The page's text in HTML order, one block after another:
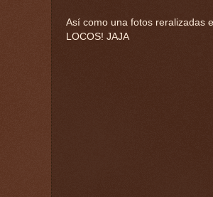
Así como una fotos reralizadas
LOCOS! JAJA